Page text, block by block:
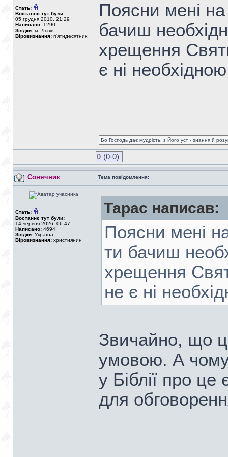
Стать:
Востаннє тут були:
05 грудня 2010, 21:29
Написано: 1290
Звідки: м. Львів
Віровизнання: п'ятидесятник
Поясни мені на
бачиш
хрещення
є ні
Бо Господь дає мудрість, з Його уст - знання й
0 (0-0)
Сонячник Тема повідомлення:
Стать:
Востаннє тут були:
14 червня 2026, 06:47
Написано: 4694
Звідки: Україна
Віровизнання: християнин
Тарас написав:
Поясни мені на
ти бачиш
хрещення
не є ні
Звичайно, що
умовою. А
у Біблії про
для